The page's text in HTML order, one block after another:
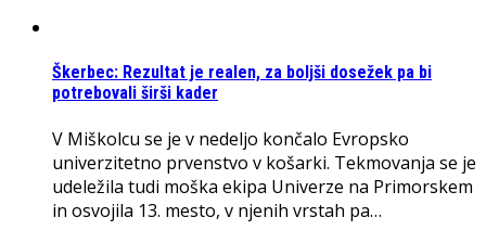
Škerbec: Rezultat je realen, za boljši dosežek pa bi
potrebovali širši kader
V Miškolcu se je v nedeljo končalo Evropsko
univerzitetno prvenstvo v košarki. Tekmovanja se je
udeležila tudi moška ekipa Univerze na Primorskem
in osvojila 13. mesto, v njenih vrstah pa…